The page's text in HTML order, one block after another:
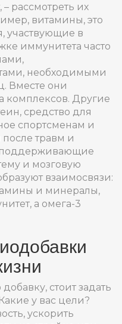
рассмотреть их
витамины, это
участвующие в
иммунитета часто
,
необходимыми
. Вместе они
комплексов. Другие
, средство для
спортсменам и
после травм и
и мозговую
взаимосвязи:
и минералы,
а омега-3
стоит задать
у вас цели?
ускорить